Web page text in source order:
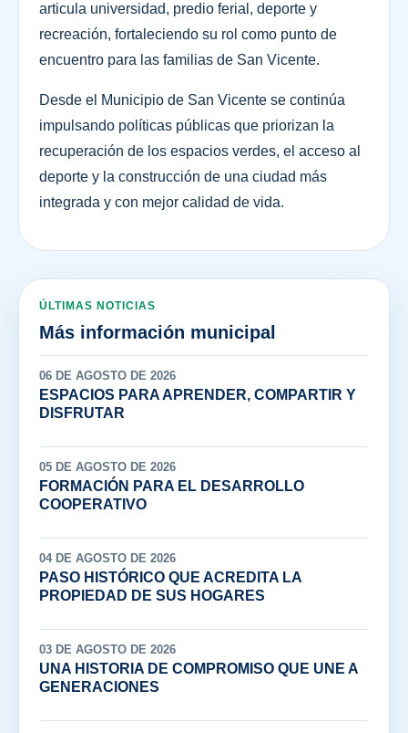
articula universidad, predio ferial, deporte y
recreación, fortaleciendo su rol como punto de
encuentro para las familias de San Vicente.
Desde el Municipio de San Vicente se continúa
impulsando políticas públicas que priorizan la
recuperación de los espacios verdes, el acceso al
deporte y la construcción de una ciudad más
integrada y con mejor calidad de vida.
ÚLTIMAS NOTICIAS
Más información municipal
06 DE AGOSTO DE 2026
ESPACIOS PARA APRENDER, COMPARTIR Y
DISFRUTAR
05 DE AGOSTO DE 2026
FORMACIÓN PARA EL DESARROLLO
COOPERATIVO
04 DE AGOSTO DE 2026
PASO HISTÓRICO QUE ACREDITA LA
PROPIEDAD DE SUS HOGARES
03 DE AGOSTO DE 2026
UNA HISTORIA DE COMPROMISO QUE UNE A
GENERACIONES